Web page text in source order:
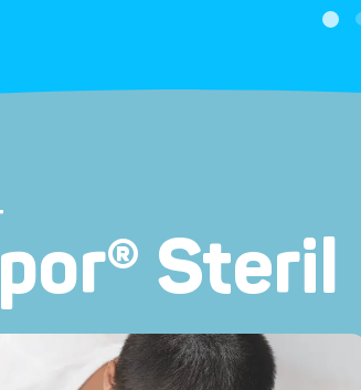
Steril